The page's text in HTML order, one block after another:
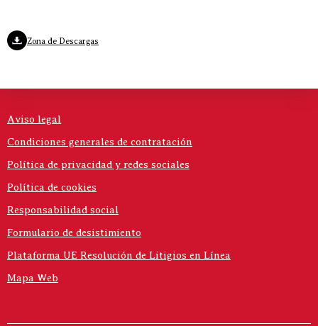
Zona de Descargas
Aviso legal
Condiciones generales de contratación
Política de privacidad y redes sociales
Política de cookies
Responsabilidad social
Formulario de desistimiento
Plataforma UE Resolución de Litigios en Línea
Mapa Web